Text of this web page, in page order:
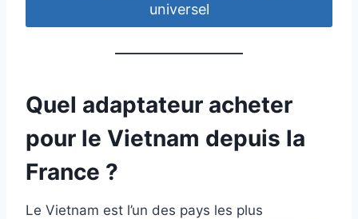
universel
Quel adaptateur acheter
pour le Vietnam depuis la
France ?
Le Vietnam est l’un des pays les plus